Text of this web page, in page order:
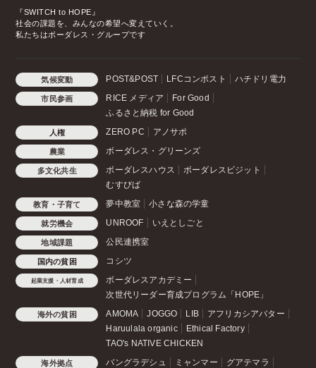
『SWITCH to HOPE』
社会の課題を、みんなの希望へ変えていく。
私たちはボーダレス・グループです
気候変動 POST&POST LFCコンポスト ハチドリ電力
市民参画 RICE メディア
For Good
ふるさと納税 for Good
人権 ZERO PC アノサポ
農業 ボーダレス・グリーンズ
多文化共生 ボーダレスハウス
ボーダレスビジット
むすびば
教育・子育て 夢中教室 小さな森の学童
就労機会 UNROOF いえとしごと
地域課題 公民連携室
国内の貧困 コシツ
起業支援・人材育成
ボーダレスアカデミー
次世代リーダー育成プログラム「HOPE」
海外の貧困 AMOMA JOGGO LIB
アフリカシアバター
Haruulala organic
Ethical Factory
TAO's NATIVE CHICKEN
海外拠点 バングラデシュ ミャンマー グアテマラ